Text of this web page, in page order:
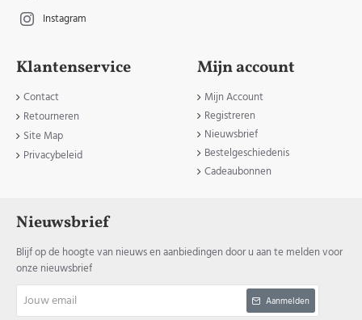
Instagram
Klantenservice
Contact
Retourneren
Site Map
Privacybeleid
Mijn account
Mijn Account
Registreren
Nieuwsbrief
Bestelgeschiedenis
Cadeaubonnen
Nieuwsbrief
Blijf op de hoogte van nieuws en aanbiedingen door u aan te melden voor
onze nieuwsbrief
email
Aanmelden